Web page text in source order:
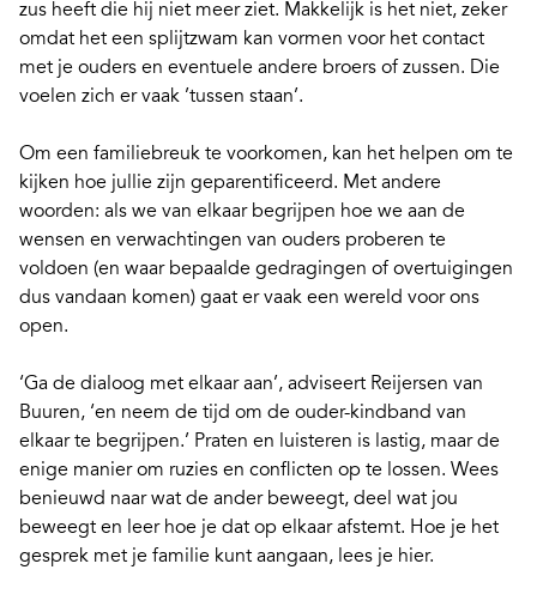
zus heeft die hij niet meer ziet. Makkelijk is het niet, zeker
omdat het een splijtzwam kan vormen voor het contact
met je ouders en eventuele andere broers of zussen. Die
voelen zich er vaak ’tussen staan’.
Om een familiebreuk te voorkomen, kan het helpen om te
kijken hoe jullie zijn geparentificeerd. Met andere
woorden: als we van elkaar begrijpen hoe we aan de
wensen en verwachtingen van ouders proberen te
voldoen (en waar bepaalde gedragingen of overtuigingen
dus vandaan komen) gaat er vaak een wereld voor ons
open.
‘Ga de dialoog met elkaar aan’, adviseert Reijersen van
Buuren, ‘en neem de tijd om de ouder-kindband van
elkaar te begrijpen.’ Praten en luisteren is lastig, maar de
enige manier om ruzies en conflicten op te lossen. Wees
benieuwd naar wat de ander beweegt, deel wat jou
beweegt en leer hoe je dat op elkaar afstemt. Hoe je het
gesprek met je familie kunt aangaan, lees je hier.